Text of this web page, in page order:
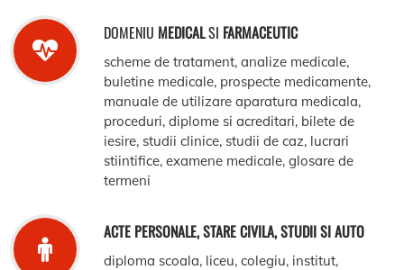
DOMENIU MEDICALSI FARMACEUTIC
scheme de tratament, analize medicale,
buletine medicale, prospecte medicamente,
manuale de utilizare aparatura medicala,
proceduri, diplome si acreditari, bilete de
iesire, studii clinice, studii de caz, lucrari
stiintifice, examene medicale, glosare de
termeni
ACTE PERSONALE, STARE CIVILA, STUDII SI AUTO
diploma scoala, liceu, colegiu, institut,